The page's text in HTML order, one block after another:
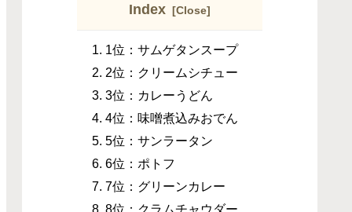
Index
1位：サムゲタンスープ
2位：クリームシチュー
3位：カレーうどん
4位：味噌煮込みおでん
5位：サンラータン
6位：ポトフ
7位：グリーンカレー
8位：クラムチャウダー